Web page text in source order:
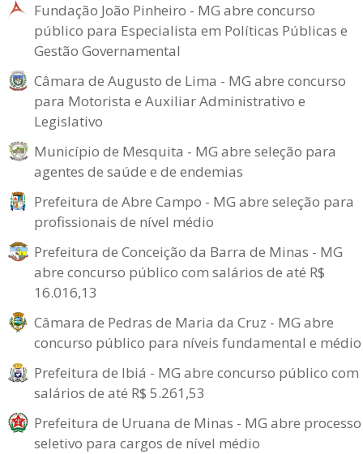
Fundação João Pinheiro - MG abre concurso
público para Especialista em Políticas Públicas e
Gestão Governamental
Câmara de Augusto de Lima - MG abre concurso
para Motorista e Auxiliar Administrativo e
Legislativo
Município de Mesquita - MG abre seleção para
agentes de saúde e de endemias
Prefeitura de Abre Campo - MG abre seleção para
profissionais de nível médio
Prefeitura de Conceição da Barra de Minas - MG
abre concurso público com salários de até R$
16.016,13
Câmara de Pedras de Maria da Cruz - MG abre
concurso público para níveis fundamental e médio
Prefeitura de Ibiá - MG abre concurso público com
salários de até R$ 5.261,53
Prefeitura de Uruana de Minas - MG abre processo
seletivo para cargos de nível médio